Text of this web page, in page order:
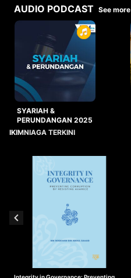
AUDIO PODCAST See more
SYARIAH &
PERUNDANGAN 2025
IKIMNIAGA TERKINI